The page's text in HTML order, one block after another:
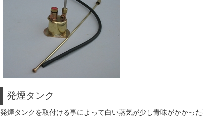
発煙タンク
発煙タンクを取付ける事によって白い蒸気が少し青味がかかっ